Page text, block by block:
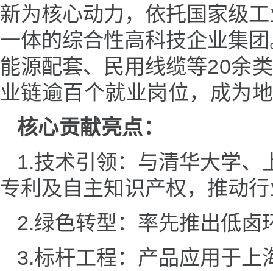
新为核心动力，依托国家级
一体的综合性高科技企业集
能源配套、民用线缆等20余
业链逾百个就业岗位，成为
核心贡献亮点：
1.技术引领：与清华大学
专利及自主知识产权，推动
2.绿色转型：率先推出低卤
3.标杆工程：产品应用于